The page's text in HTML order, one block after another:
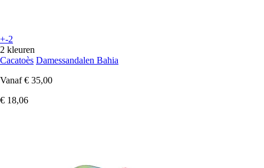
+-2
2 kleuren
Cacatoès Damessandalen Bahia
Vanaf € 35,00
€ 18,06